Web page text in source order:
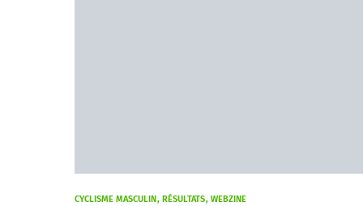
CYCLISME MASCULIN RÉSULTATS WEBZINE